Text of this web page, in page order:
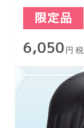
ーツセット
6,050 円